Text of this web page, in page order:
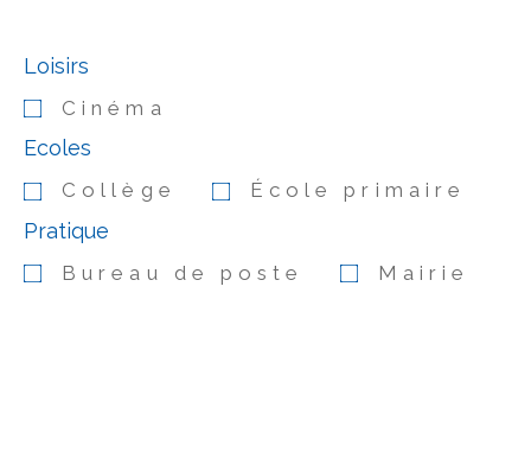
Loisirs
Cinéma
Ecoles
Collège École primaire
Pratique
Bureau de poste Mairie